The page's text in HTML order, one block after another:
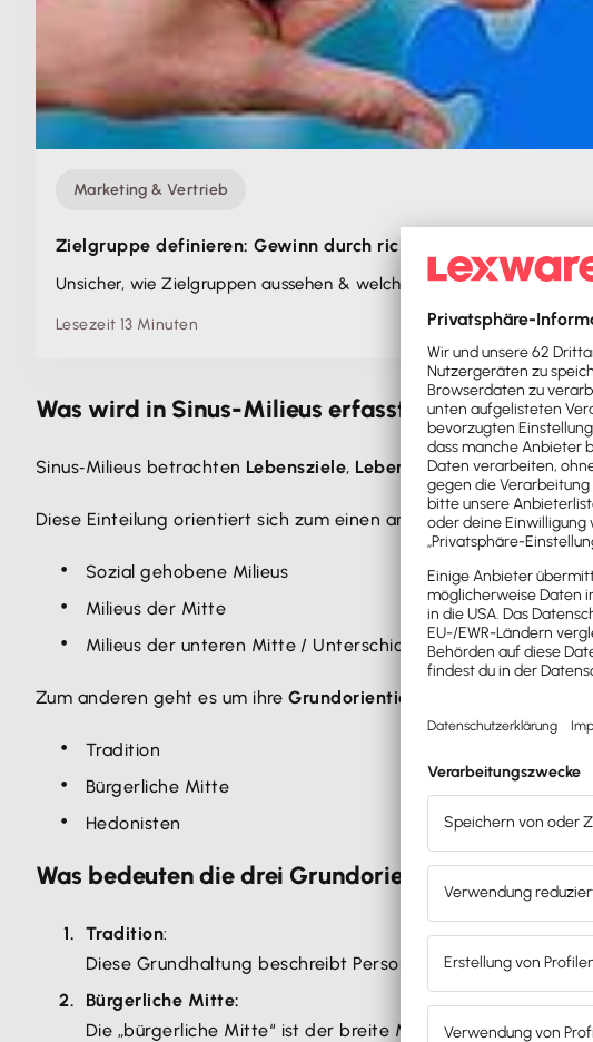
Marketing & Vertrieb
Zielgruppe definieren: Gewinn durch richtige Kundenansprache
Unsicher, wie Zielgruppen aussehen & welche Bedürfnisse sie
Lesezeit 13 Minuten
Was wird in Sinus-Milieus erfasst?
Sinus‐Milieus betrachten Lebensziele, Lebensstileund den
Diese Einteilung orientiert sich zum einen an dersozialen Lage
Sozial gehobene Milieus
Milieus der Mitte
Milieus der unteren Mitte / Unterschicht
Zum anderen geht es um ihreGrundorientierung
Tradition
Bürgerliche Mitte
Hedonisten
Was bedeuten die drei Grundorientierungen von
Tradition:
Diese Grundhaltung beschreibt Personen, die in
Bürgerliche Mitte:
Die „bürgerliche Mitte“ ist der breite Mainstream. Diese